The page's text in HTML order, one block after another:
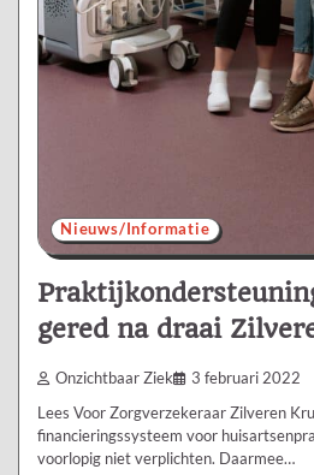
Nieuws/Informatie
gered na draai
Onzichtbaar Ziek 3 februari 2022
Lees Voor Zorgverzekeraar Zilveren
financieringssysteem voor
voorlopig niet verplichten. Daarmee…